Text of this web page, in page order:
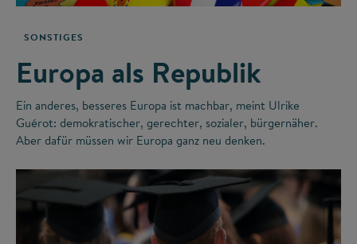
SONSTIGES
Europa als Republik
Ein anderes, besseres Europa ist machbar, meint Ulrike
Guérot: demokratischer, gerechter, sozialer, bürgernäher.
Aber dafür müssen wir Europa ganz neu denken.